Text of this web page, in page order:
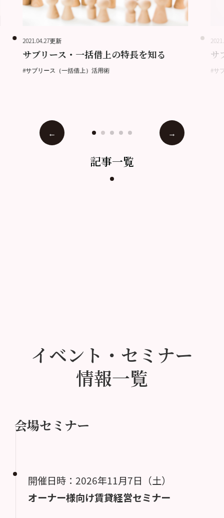
2021.04.27更新
サブリース・一括借上の特長を知る
#サブリース（一括借上）活用術
サ
#サ
記事一覧
イベント・セミナー
情報一覧
会場セミナー
開催日時：2026年11月7日（土）
オーナー様向け賃貸経営セミナー